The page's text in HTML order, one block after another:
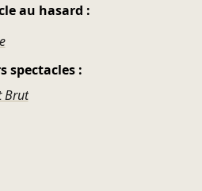
au hasard :
spectacles :
Brut